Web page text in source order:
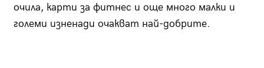
очила, карти за фитнес и още много малки и
големи изненади очакват най-добрите.